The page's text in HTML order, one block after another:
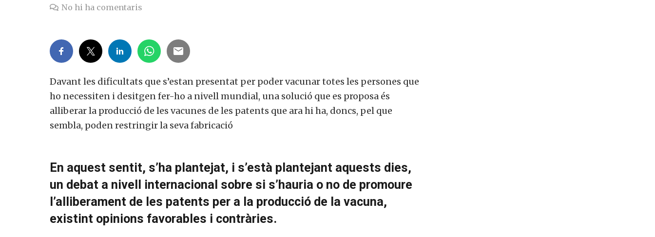
No hi ha comentaris
Davant les dificultats que s’estan presentat per poder vacunar totes les persones que
ho necessiten i desitgen fer-ho a nivell mundial, una solució que es proposa és
alliberar la producció de les vacunes de les patents que ara hi ha, doncs, pel que
sembla, poden restringir la seva fabricació
En aquest sentit, s’ha plantejat, i s’està plantejant aquests dies,
un debat a nivell internacional sobre si s’hauria o no de promoure
l’alliberament de les patents per a la producció de la vacuna,
existint opinions favorables i contràries.